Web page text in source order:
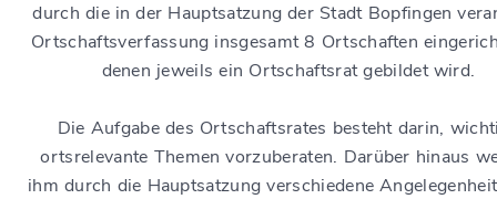
durch die in der Hauptsatzung der Stadt Bopfingen
Ortschaftsverfassung insgesamt 8 Ortschaften
denen jeweils ein Ortschaftsrat gebildet wird.
Die Aufgabe des Ortschaftsrates besteht darin,
ortsrelevante Themen vorzuberaten. Darüber hinaus
ihm durch die Hauptsatzung verschiedene